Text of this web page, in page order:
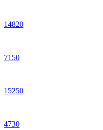
14820
7150
15250
4730